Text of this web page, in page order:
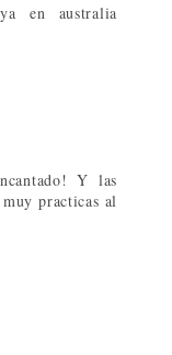
en australia
Y las
practicas al